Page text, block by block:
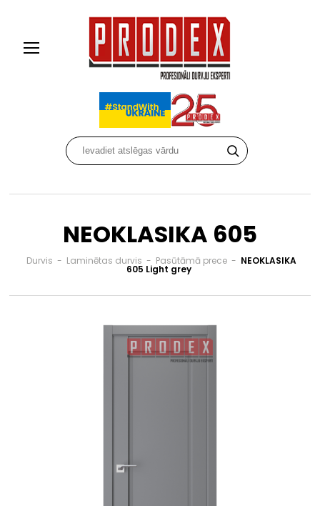
NEOKLASIKA 605
Durvis - Laminētas durvis - Pasūtāmā prece - NEOKLASIKA
605 Light grey